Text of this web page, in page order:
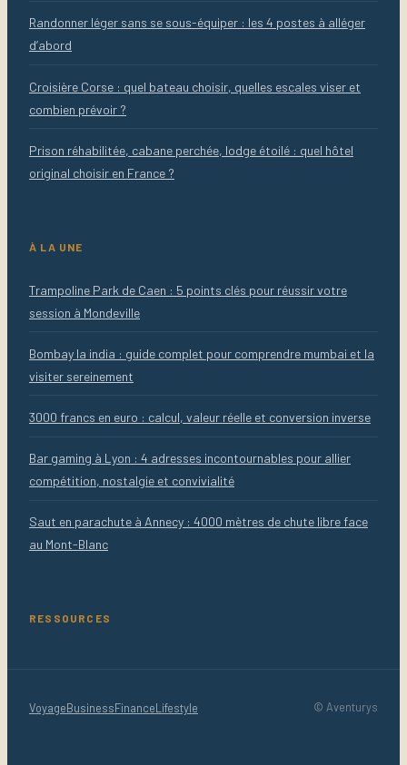
Randonner léger sans se sous-équiper : les 4 postes à alléger
d’abord
Croisière Corse : quel bateau choisir, quelles escales viser et
combien prévoir ?
Prison réhabilitée, cabane perchée, lodge étoilé : quel hôtel
original choisir en France ?
À LA UNE
Trampoline Park de Caen : 5 points clés pour réussir votre
session à Mondeville
Bombay la india : guide complet pour comprendre mumbai et la
visiter sereinement
3000 francs en euro : calcul, valeur réelle et conversion inverse
Bar gaming à Lyon : 4 adresses incontournables pour allier
compétition, nostalgie et convivialité
Saut en parachute à Annecy : 4000 mètres de chute libre face
au Mont-Blanc
RESSOURCES
VoyageBusinessFinanceLifestyle © Aventurys